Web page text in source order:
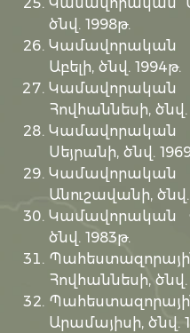
ծնվ. 1998թ.
Աբելի, ծնվ. 1994թ.
Հովհաննեսի, ծնվ.
Սեյրանի, ծնվ.
Անուշավանի, ծնվ.
Կամավորական
ծնվ. 1983թ.
Հովհաննեսի, ծնվ.
Արամայիսի, ծնվ.